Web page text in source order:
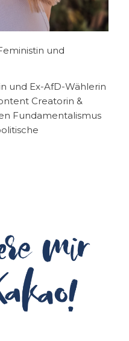
und
und Ex-AfD-Wählerin
Creatorin &
Fundamentalismus